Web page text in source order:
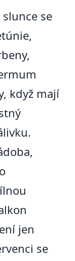
se
když mají
jen
se